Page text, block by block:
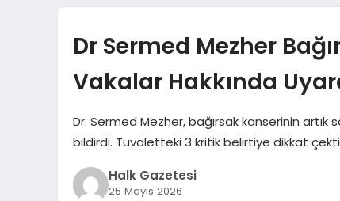
Dr Sermed Mezher
Vakalar Hakkında
Dr. Sermed Mezher, bağırsak kanserinin artık
bildirdi. Tuvaletteki 3 kritik belirtiye dikkat
Halk Gazetesi
25 Mayıs 2026